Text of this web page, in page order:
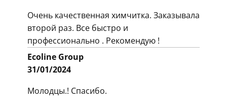
​​Очень качественная химчитка. Заказывала
второй раз. Все быстро и
профессионально . Рекомендую !
​Ecoline Group
31/01/2024 ​
​​Молодцы.! Спасибо.